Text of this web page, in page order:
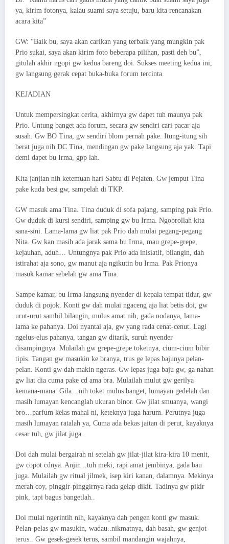
ya, kirim fotonya, kalau suami saya setuju, baru kita rencanakan
acara kita”
GW: “Baik bu, saya akan carikan yang terbaik yang mungkin pak
Prio sukai, saya akan kirim foto beberapa pilihan, pasti deh bu”,
gitulah akhir ngopi gw kedua bareng doi. Sukses meeting kedua ini,
gw langsung gerak cepat buka-buka forum tercinta.
KEJADIAN​
Untuk mempersingkat cerita, akhirnya gw dapet tuh maunya pak
Prio. Untung banget ada forum, secara gw sendiri cari pacar aja
susah. Gw BO Tina, gw sendiri blom pernah pake. Itung-itung sih
berat juga nih DC Tina, mendingan gw pake langsung aja yak. Tapi
demi dapet bu Irma, gpp lah.
Kita janjian nih ketemuan hari Sabtu di Pejaten. Gw jemput Tina
pake kuda besi gw, sampelah di TKP.
GW masuk ama Tina. Tina duduk di sofa pajang, samping pak Prio.
Gw duduk di kursi sendiri, samping gw bu Irma. Ngobrollah kita
sana-sini. Lama-lama gw liat pak Prio dah mulai pegang-pegang
Nita. Gw kan masih ada jarak sama bu Irma, mau grepe-grepe,
kejauhan, aduh… Untungnya pak Prio ada inisiatif, bilangin, dah
istirahat aja sono, gw manut aja ngikutin bu Irma. Pak Prionya
masuk kamar sebelah gw ama Tina.
Sampe kamar, bu Irma langsung nyender di kepala tempat tidur, gw
duduk di pojok. Konti gw dah mulai ngaceng aja liat betis doi, gw
urut-urut sambil bilangin, mulus amat nih, gada nodanya, lama-
lama ke pahanya. Doi nyantai aja, gw yang rada cenat-cenut. Lagi
ngelus-elus pahanya, tangan gw ditarik, suruh nyender
disampingnya. Mulailah gw grepe-grepe toketnya, cium-cium bibir
tipis. Tangan gw masukin ke branya, trus ge lepas bajunya pelan-
pelan. Konti gw dah makin ngeras. Gw lepas juga baju gw, ga nahan
gw liat dia cuma pake cd ama bra. Mulailah mulut gw gerilya
kemana-mana. Gila…nih toket mulus banget, lumayan gedelah dan
masih lumayan kencanglah ukuran binor. Gw jilat smuanya, wangi
bro…parfum kelas mahal ni, keteknya juga harum. Perutnya juga
masih lumayan ratalah ya, Cuma ada bekas jaitan di perut, kayaknya
cesar tuh, gw jilat juga.
Doi dah mulai bergairah ni setelah gw jilat-jilat kira-kira 10 menit,
gw copot cdnya. Anjir…tuh meki, rapi amat jembinya, gada bau
juga. Mulailah gw ritual jilmek, isep kiri kanan, dalamnya. Mekinya
merah coy, pinggir-pinggirnya rada gelap dikit. Tadinya gw pikir
pink, tapi bagus bangetlah..
Doi mulai ngerintih nih, kayaknya dah pengen konti gw masuk.
Pelan-pelas gw masukin, wadau..nikmatnya, dah basah, gw genjot
terus.. Gw gesek-gesek terus, sambil mandangin wajahnya,